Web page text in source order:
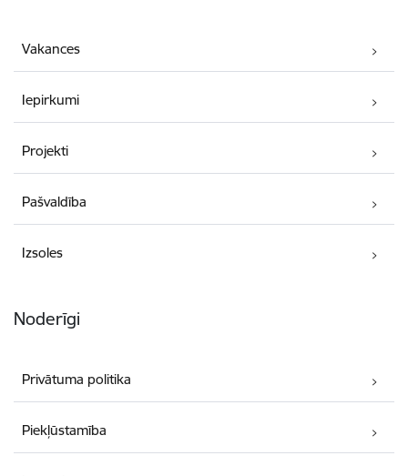
Vakances
Iepirkumi
Projekti
Pašvaldība
Izsoles
Noderīgi
Privātuma politika
Piekļūstamība